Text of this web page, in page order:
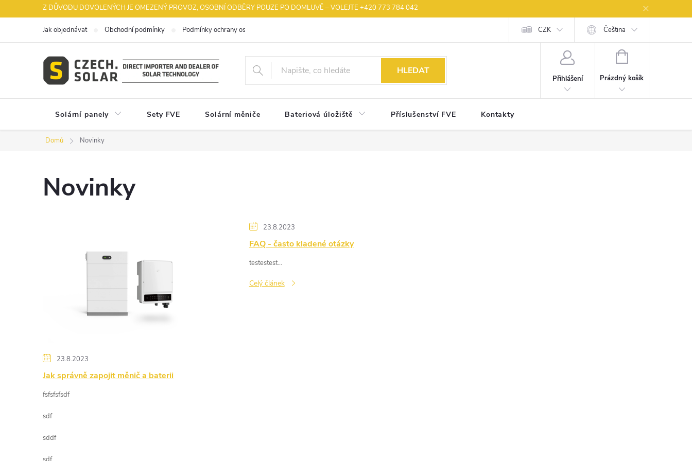
na
Z DŮVODU DOVOLENÝCH JE OMEZENÝ PROVOZ, OSOBNÍ ODBĚRY POUZE PO DOMLUVĚ – VOLEJTE +420 773 784 042
Jak objednávat Obchodní podmínky Podmínky ochrany osobních údajů Zpětný odběr elektrozařízení a baterií
CZK Čeština
HLEDAT
Přihlášení
NÁKUPNÍ
Prázdný košík
Solární panely Sety FVE Solární měniče Bateriová úložiště Příslušenství FVE Kontakty
Domů Novinky
Novinky
č
l
á
n
23.8.2023
Jak správně zapojit měnič a baterii
fsfsfsfsdf
sdf
sddf
23.8.2023
FAQ - často kladené otázky
testestest...
Celý článek